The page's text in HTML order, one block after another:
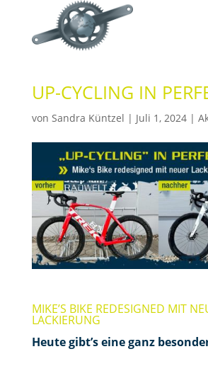
UP-CYCLING IN
von Sandra Küntzel | Juli 1, 2024|
MIKE’S BIKE REDESIGNED MIT
LACKIERUNG
Heute gibt’s eine ganz